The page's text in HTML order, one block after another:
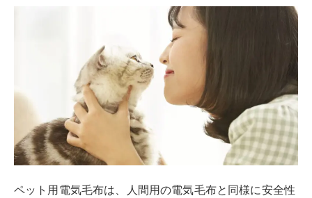
ペット用電気毛布は、人間用の電気毛布と同様に安全性